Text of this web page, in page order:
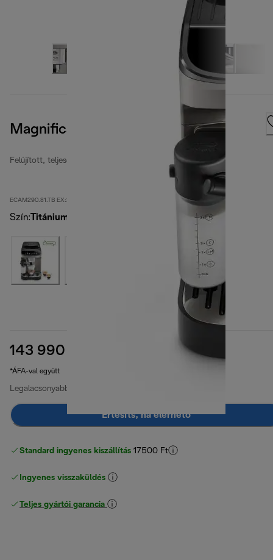
Magnifica Evo
Felújított, teljesen automata kávéfőzők
ECAM290.81.TB EX:2-second
Szín: Titánium fekete
143 990 Ft eredeti ár 219 990 Ft
*ÁFA-val együtt
Legalacsonyabb ár az elmúlt 30 napban
Értesíts, ha elérhető
Standard ingyenes kiszállítás 17500 Ft
Ingyenes visszaküldés
Teljes gyártói garancia